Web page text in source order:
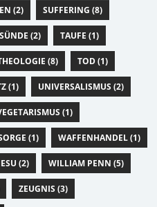
(2) SUFFERING (8)
SÜNDE (2) TAUFE (1)
(8) TOD (1)
(1) UNIVERSALISMUS (2)
(1)
(1) WAFFENHANDEL (1)
(2) WILLIAM PENN (5)
ZEUGNIS (3)